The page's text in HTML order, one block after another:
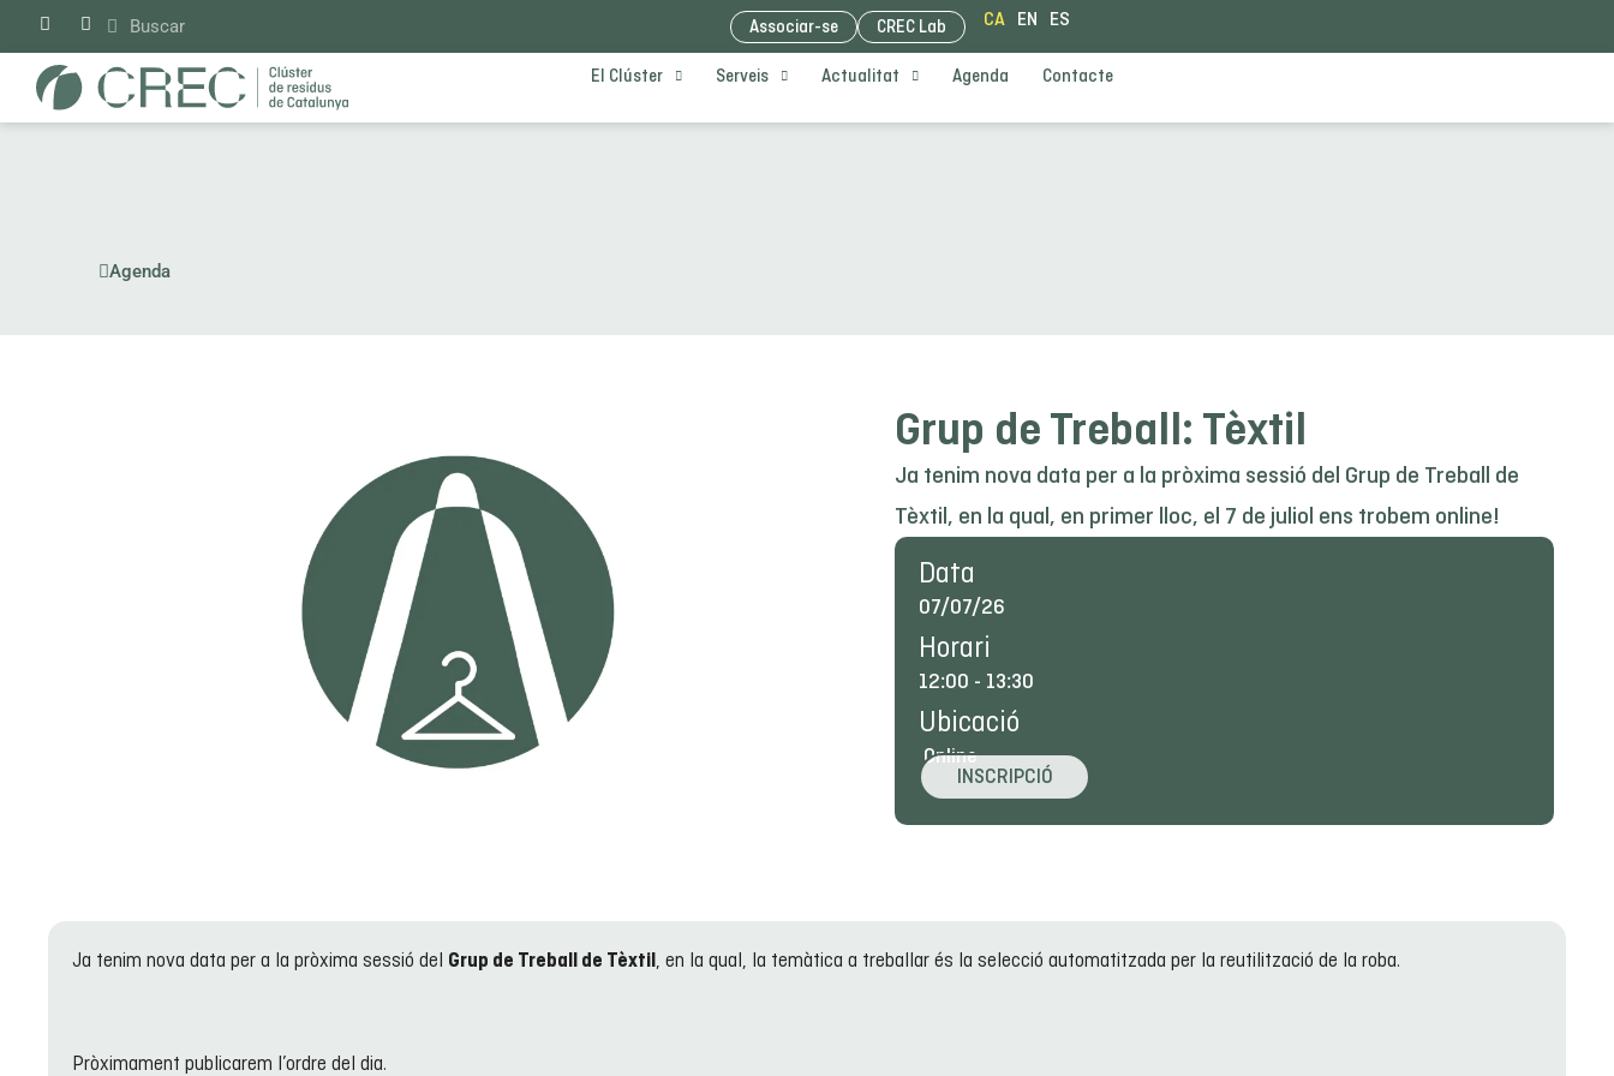
Vés
Associar-se CREC Lab CA EN ES
El Clúster Serveis Actualitat Agenda Contacte
Agenda
Grup de Treball: Tèxtil
Ja tenim nova data per a la pròxima sessió del Grup de Treball de
Tèxtil, en la qual, en primer lloc, el 7 de juliol ens trobem online!
Data
07/07/26
Horari
12:00 - 13:30
Ubicació
Online
INSCRIPCIÓ
Ja tenim nova data per a la pròxima sessió del Grup de Treball de Tèxtil , en la qual, la temàtica a treballar és la selecció automatitzada per la reutilització de la roba.
Pròximament publicarem l’ordre del dia.